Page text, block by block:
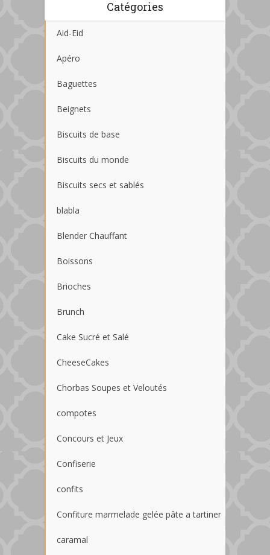
Catégories
Aid-Eid
Apéro
Baguettes
Beignets
Biscuits de base
Biscuits du monde
Biscuits secs et sablés
blabla
Blender Chauffant
Boissons
Brioches
Brunch
Cake Sucré et Salé
CheeseCakes
Chorbas Soupes et Veloutés
compotes
Concours et Jeux
Confiserie
confits
Confiture marmelade gelée pâte a tartiner
caramal